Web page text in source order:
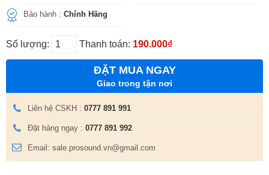
Bảo hành : Chính Hãng
Số lượng: Thanh toán: 190.000₫
ĐẶT MUA NGAY
Giao trong tận nơi
Liên hệ CSKH : 0777 891 991
Đặt hàng ngay : 0777 891 992
Email: sale.prosound.vn@gmail.com